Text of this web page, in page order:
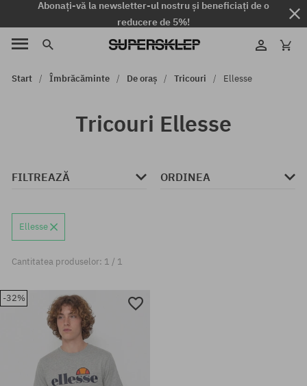
Abonați-vă la newsletter-ul nostru și beneficiați de o
reducere de 5%!
Start Îmbrăcăminte De oraș Tricouri Ellesse
Tricouri Ellesse
FILTREAZĂ ORDINEA
Ellesse
Cantitatea produselor: 1 / 1
-32%